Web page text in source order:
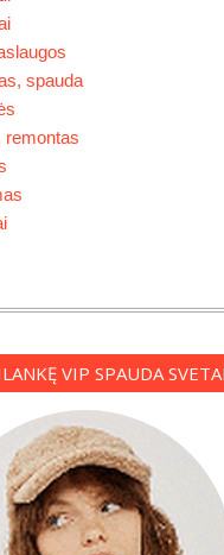
spauda
remontas
VIP SPAUDA